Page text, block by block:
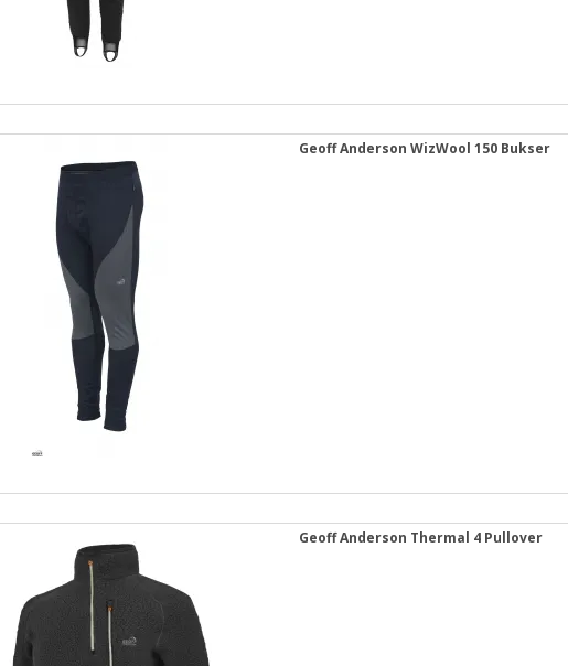
Geoff Anderson WizWool 150 Bukser
Geoff Anderson Thermal 4 Pullover